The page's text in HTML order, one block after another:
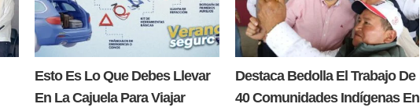
Esto Es Lo Que Debes Llevar
En La Cajuela Para Viajar
Destaca Bedolla El Trabajo De
40 Comunidades Indígenas En